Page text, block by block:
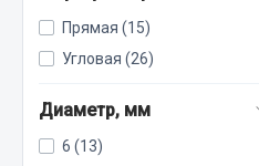
РТИ
Кольца уплотнительные
Лента конвейерная
Прямая (15)
Угловая (26)
Диаметр, мм
6 (13)